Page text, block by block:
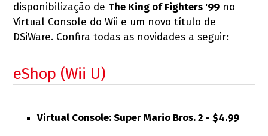
disponibilização de The King of Fighters '99 no
Virtual Console do Wii e um novo título de
DSiWare. Confira todas as novidades a seguir:
eShop (Wii U)
Virtual Console: Super Mario Bros. 2 - $4.99